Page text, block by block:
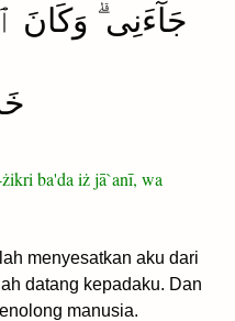
جَآءَنِى ۗ وَكَانَ
ba'da iż jā`anī, wa
menyesatkan aku dari
datang kepadaku. Dan
manusia.